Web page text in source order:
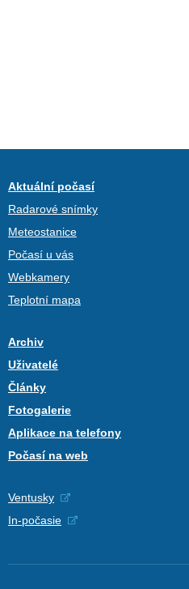
Aktuální počasí
Radarové snímky
Meteostanice
Počasí u vás
Webkamery
Teplotní mapa
Archiv
Uživatelé
Články
Fotogalerie
Aplikace na telefony
Počasí na web
Ventusky
In-počasie